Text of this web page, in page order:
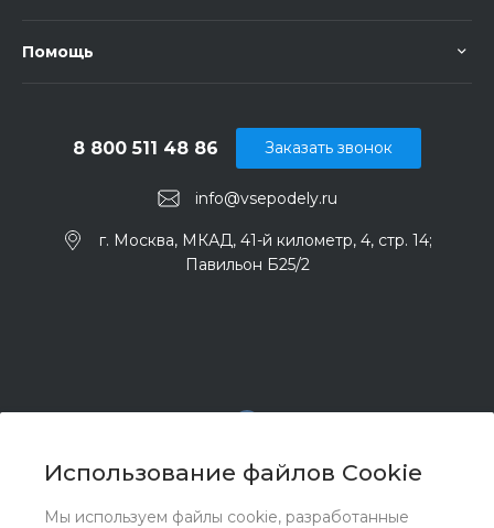
Использование файлов Cookie
Мы используем файлы cookie, разработанные
Помощь
info@vsepodely.ru
8 800 511 48 86
г. Москва, МКАД, 41-й километр, 4, стр. 14;
Павильон Б25/2
Заказать звонок